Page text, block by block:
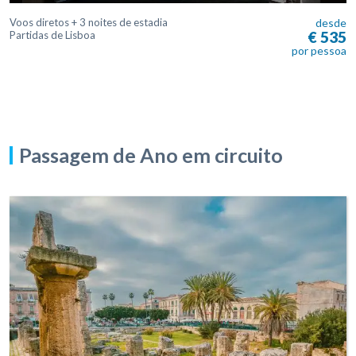
Voos diretos + 3 noites de estadia
Partidas de Lisboa
desde
€ 535
por pessoa
Passagem de Ano em circuito